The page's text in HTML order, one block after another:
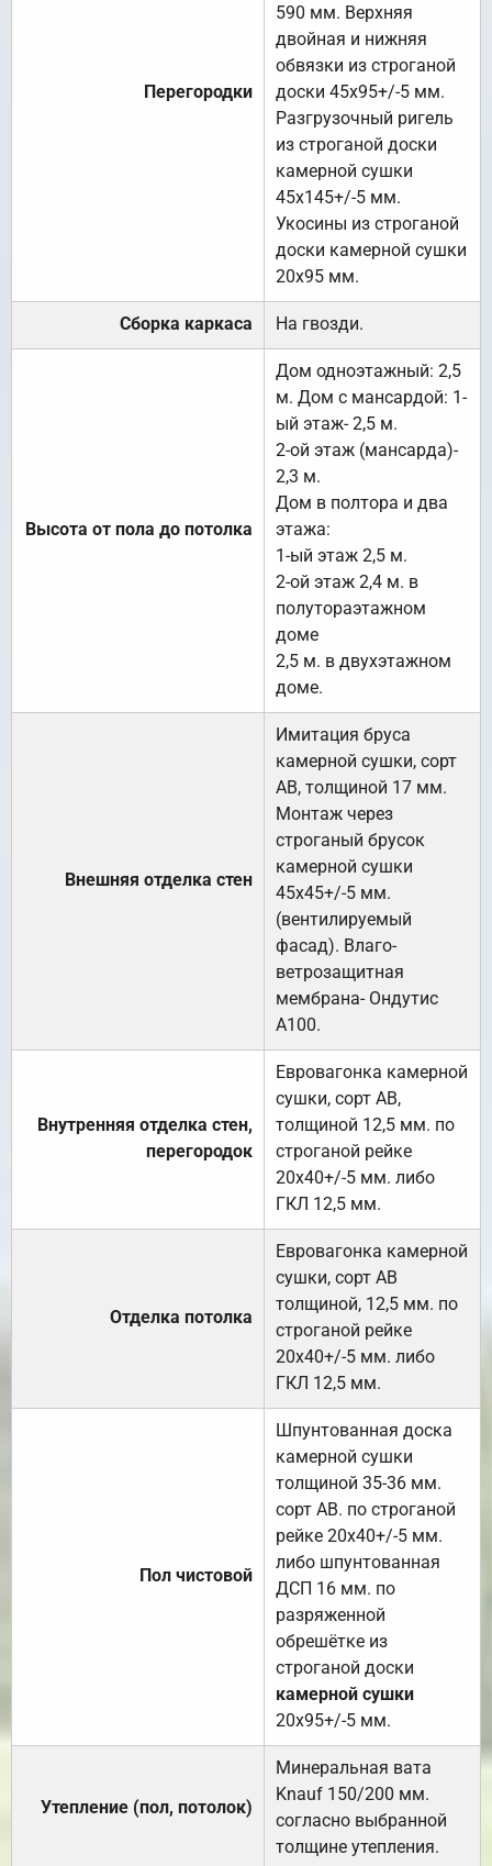
Перегородки
590 мм. Верхняя
двойная и нижняя
обвязки из строганой
доски 45х95+/-5 мм.
Разгрузочный ригель
из строганой доски
камерной сушки
45х145+/-5 мм.
Укосины из строганой
доски камерной сушки
20х95 мм.
Сборка каркаса На гвозди.
Высота от пола до потолка
Дом одноэтажный: 2,5
м. Дом с мансардой: 1-
ый этаж- 2,5 м.
2-ой этаж (мансарда)-
2,3 м.
Дом в полтора и два
этажа:
1-ый этаж 2,5 м.
2-ой этаж 2,4 м. в
полутораэтажном
доме
2,5 м. в двухэтажном
доме.
Внешняя отделка стен
Имитация бруса
камерной сушки, сорт
АВ, толщиной 17 мм.
Монтаж через
строганый брусок
камерной сушки
45х45+/-5 мм.
(вентилируемый
фасад). Влаго-
ветрозащитная
мембрана- Ондутис
А100.
Внутренняя отделка стен,
перегородок
Евровагонка камерной
сушки, сорт АВ,
толщиной 12,5 мм. по
строганой рейке
20х40+/-5 мм. либо
ГКЛ 12,5 мм.
Отделка потолка
Евровагонка камерной
сушки, сорт АВ
толщиной, 12,5 мм. по
строганой рейке
20х40+/-5 мм. либо
ГКЛ 12,5 мм.
Пол чистовой
Шпунтованная доска
камерной сушки
толщиной 35-36 мм.
сорт АВ. по строганой
рейке 20х40+/-5 мм.
либо шпунтованная
ДСП 16 мм. по
разряженной
обрешётке из
строганой доски
камерной сушки
20х95+/-5 мм.
Утепление (пол, потолок)
Минеральная вата
Knauf 150/200 мм.
согласно выбранной
толщине утепления.